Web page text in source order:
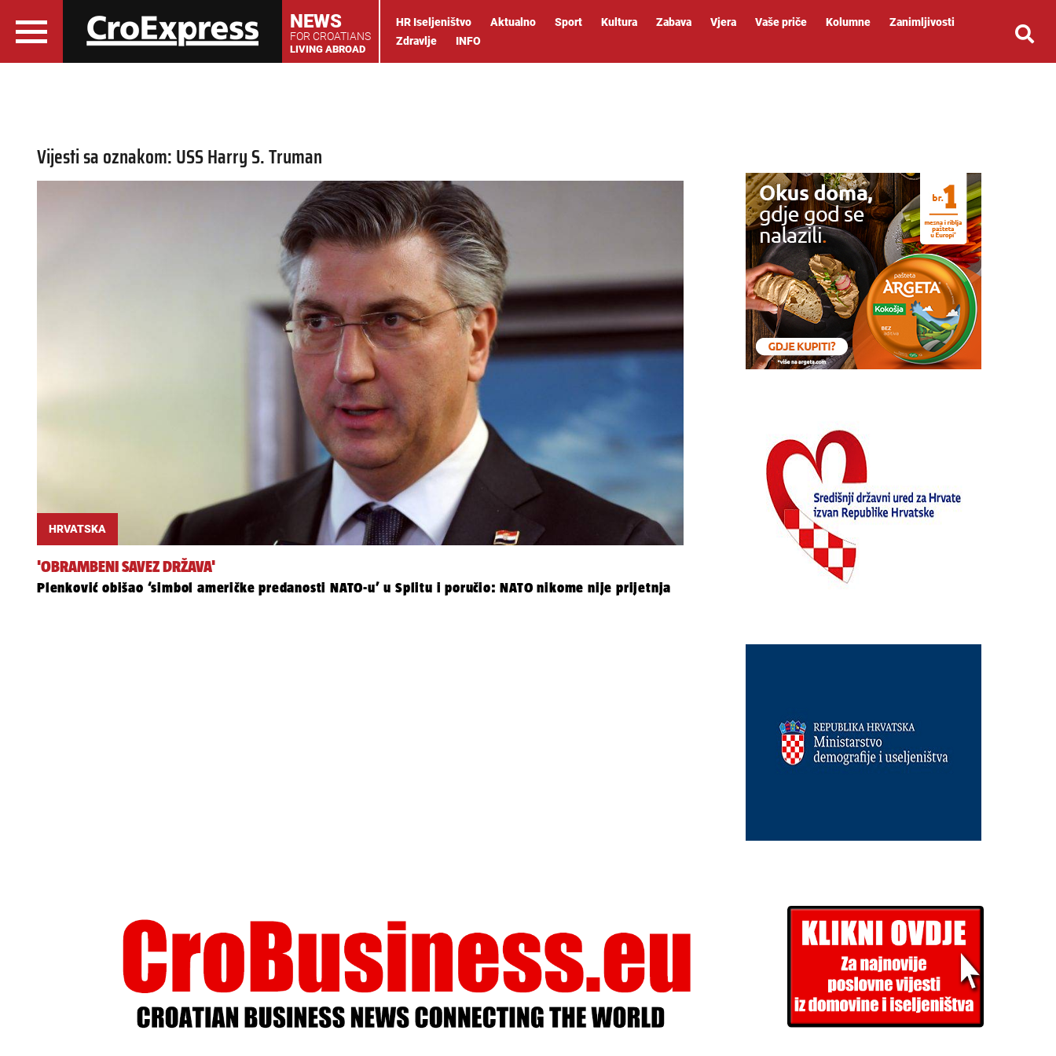
NEWS
FOR CROATIANS
LIVING ABROAD
HR Iseljeništvo Aktualno Sport Kultura Zabava Vjera Vaše priče Kolumne
Zanimljivosti
Zdravlje
INFO
Vijesti sa oznakom: USS Harry S. Truman
HRVATSKA
'OBRAMBENI SAVEZ DRŽAVA'
Plenković obišao ‘simbol američke predanosti NATO-u’ u Splitu i poručio: NATO nikome nije prijetnja